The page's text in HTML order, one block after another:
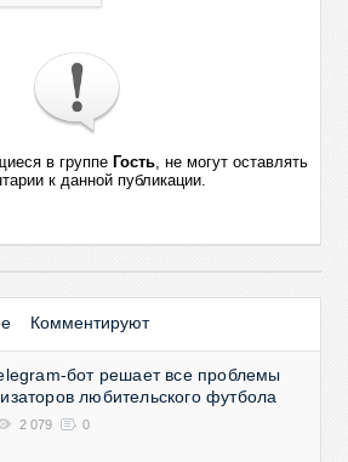
в группе Гость, не могут оставлять
к данной публикации.
Комментируют
бот решает все проблемы
любительского футбола
2 079 0